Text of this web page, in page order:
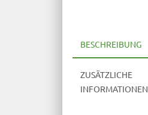
BESCHREIBUNG
ZUSÄTZLICHE
INFORMATIONEN